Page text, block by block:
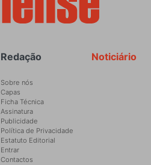
Noticiário
Redação
Sobre nós
Capas
Ficha Técnica
Assinatura
Publicidade
Política de Privacidade
Estatuto Editorial
Entrar
Contactos